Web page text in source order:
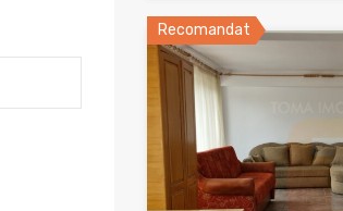
Recomandat